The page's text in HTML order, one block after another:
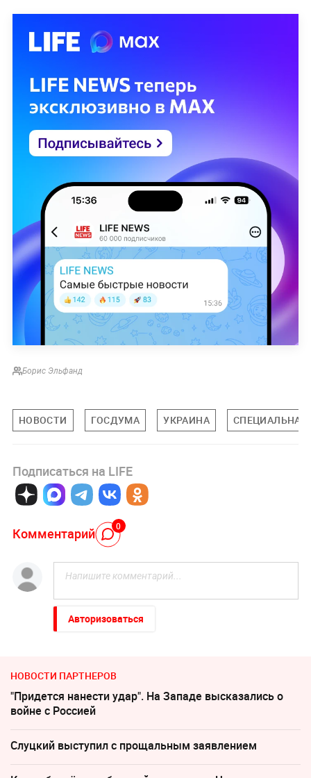
Борис Эльфанд
НОВОСТИ ГОСДУМА УКРАИНА СПЕЦИАЛЬНАЯ
Подписаться на LIFE
Комментарий 0
Авторизоваться
НОВОСТИ ПАРТНЕРОВ
"Придется нанести удар". На Западе высказались о
войне с Россией
Слуцкий выступил с прощальным заявлением